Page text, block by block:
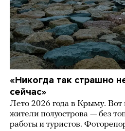
«Никогда так страшно
сейчас»
Лето 2026 года в Крыму. Вот
жители полуострова — без
работы и туристов.